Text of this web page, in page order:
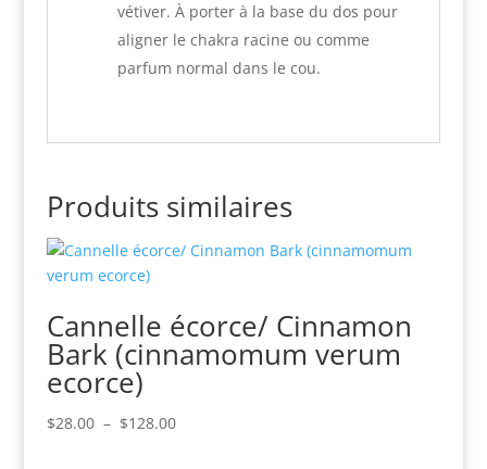
vétiver. À porter à la base du dos pour
aligner le chakra racine ou comme
parfum normal dans le cou.
Produits similaires
Cannelle écorce/ Cinnamon
Bark (cinnamomum verum
ecorce)
$28.00 – $128.00Plage